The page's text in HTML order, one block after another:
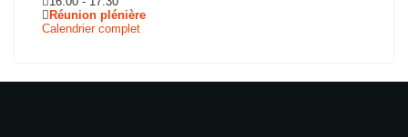
Réunion plénière
Calendrier complet